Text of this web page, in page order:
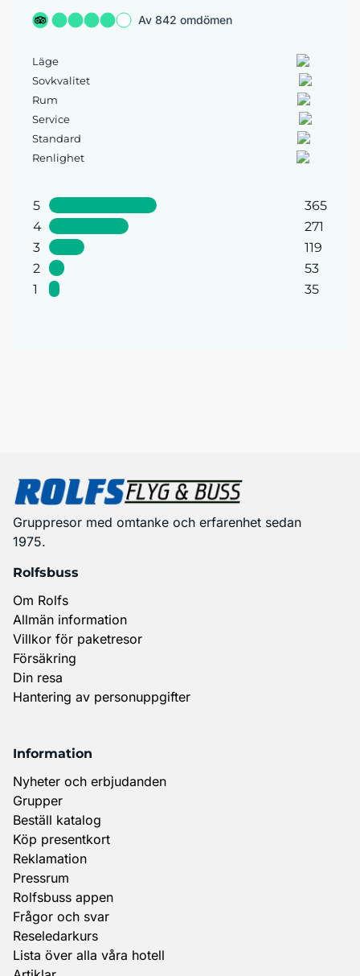
Av 842 omdömen
Läge
Sovkvalitet
Rum
Service
Standard
Renlighet
5
365
4
271
3
119
2
53
1
35
Gruppresor med omtanke och erfarenhet sedan
1975.
Rolfsbuss
Om Rolfs
Allmän information
Villkor för paketresor
Försäkring
Din resa
Hantering av personuppgifter
Information
Nyheter och erbjudanden
Grupper
Beställ katalog
Köp presentkort
Reklamation
Pressrum
Rolfsbuss appen
Frågor och svar
Reseledarkurs
Lista över alla våra hotell